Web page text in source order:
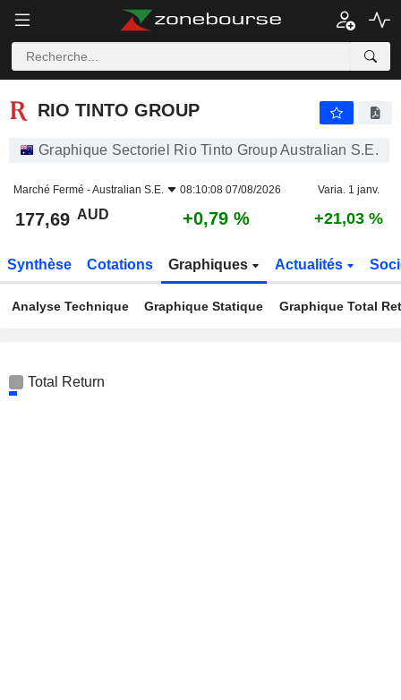
RIO TINTO GROUP
RIO TINTO GROUP
Graphique Sectoriel Rio Tinto Group Australian S.E.
Marché Fermé -Australian S.E. 08:10:08 07/08/2026 Varia. 1 janv.
177,69 AUD +0,79 % +21,03 %
Synthèse Cotations Graphiques Actualités
Analyse Technique Graphique Statique Graphique Total
Total Return